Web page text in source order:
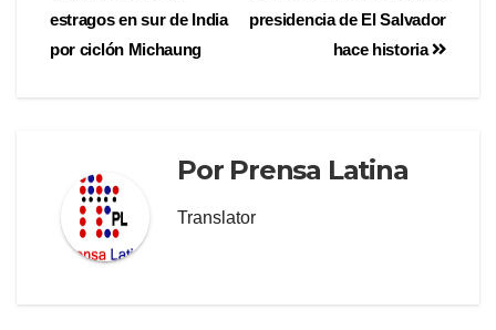
presidencia de El Salvador
hace historia
estragos en sur de India
por ciclón Michaung
Por Prensa Latina
Translator